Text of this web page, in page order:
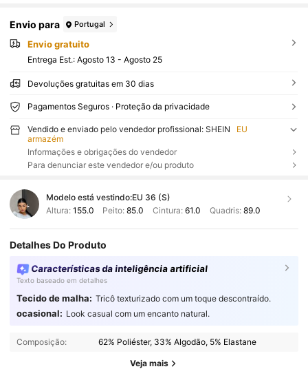
Envio para Portugal
Envio gratuito
Entrega Est.: Agosto 13 - Agosto 25
Devoluções gratuitas em 30 dias
Pagamentos Seguros · Proteção da privacidade
Vendido e enviado pelo vendedor profissional: SHEIN
EU
armazém
Informações e obrigações do vendedor
Para denunciar este vendedor e/ou produto
Modelo está vestindo:EU 36 (S)
Altura: 155.0 Peito:85.0 Cintura: 61.0 Quadris: 89.0
Detalhes Do Produto
Características da inteligência artificial
Texto baseado em detalhes
Tecido de malha: Tricô texturizado com um toque descontraído.
ocasional: Look casual com um encanto natural.
Composição: 62% Poliéster, 33% Algodão, 5% Elastane
Veja mais